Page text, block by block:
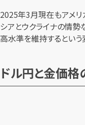
2025年3月現在もアメリ
シアとウクライナの情
高水準を維持するという
ドル円と金価